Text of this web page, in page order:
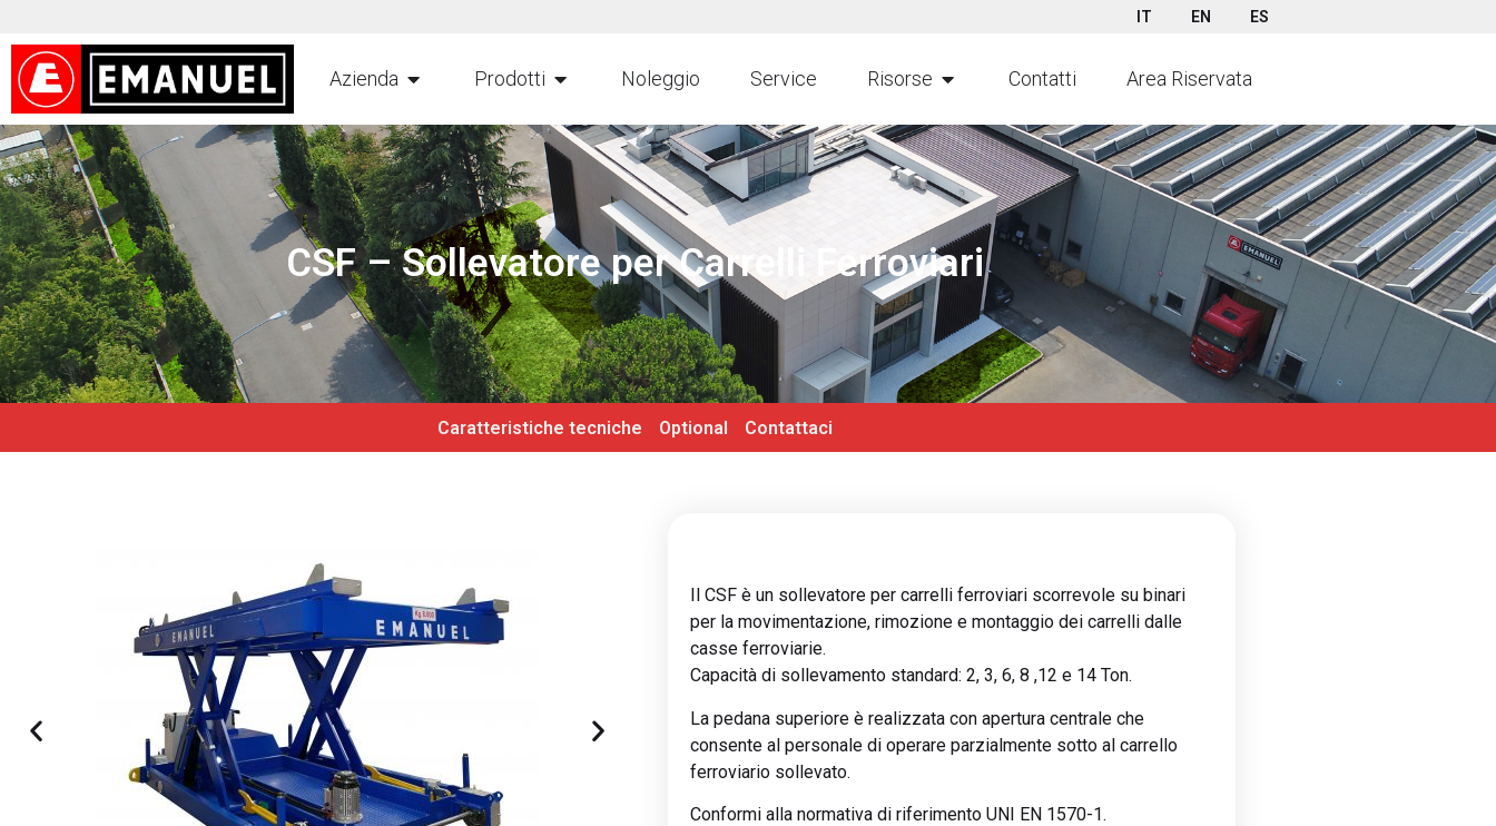
IT EN ES
Azienda Prodotti Noleggio Service Risorse Contatti Area Riservata
CSF – Sollevatore per Carrelli Ferroviari
Caratteristiche tecniche Optional Contattaci
Il CSF è un sollevatore per carrelli ferroviari scorrevole su binari
per la movimentazione, rimozione e montaggio dei carrelli dalle
casse ferroviarie.
Capacità di sollevamento standard: 2, 3, 6, 8 ,12 e 14 Ton.
La pedana superiore è realizzata con apertura centrale che
consente al personale di operare parzialmente sotto al carrello
ferroviario sollevato.
Conformi alla normativa di riferimento UNI EN 1570-1.